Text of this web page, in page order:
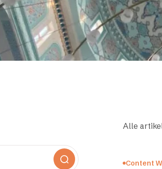
Alle
Content